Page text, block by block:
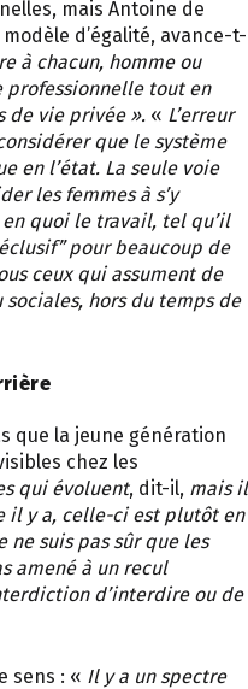
mais Antoine de
d’égalité, avance-t-
à chacun, homme ou
professionnelle tout en
de vie privée ». « L’erreur
que le système
en l’état. La seule voie
les femmes à s’y
quoi le travail, tel qu’il
pour beaucoup de
ceux qui assument de
hors du temps de
que la jeune génération
chez les
qui évoluent, dit-il, mais il
il y a, celle-ci est plutôt en
ne suis pas sûr que les
amené à un recul
d’interdire ou de
sens : « Il y a un spectre